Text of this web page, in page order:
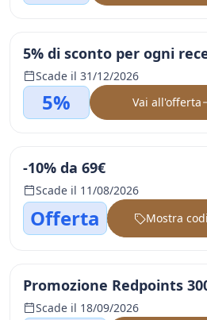
5% di sconto per ogni
Scade il 31/12/2026
5% Vai all'offerta
-10% da 69€
Scade il 11/08/2026
Offerta Mostra
Promozione Redpoints
Scade il 18/09/2026